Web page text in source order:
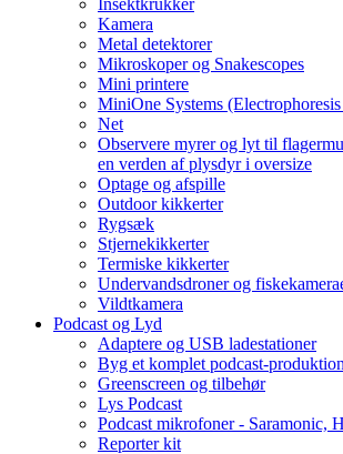
Insektkrukker
Kamera
Metal detektorer
Mikroskoper og Snakescopes
Mini printere
MiniOne Systems
Net
Observere myrer og lyt til
en verden af plysdyr i oversize
Optage og afspille
Outdoor kikkerter
Rygsæk
Stjernekikkerter
Termiske kikkerter
Undervandsdroner og
Vildtkamera
Podcast og Lyd
Adaptere og USB ladestationer
Byg et komplet podcast-
Greenscreen og tilbehør
Lys Podcast
Podcast mikrofoner - Saramonic,
Reporter kit